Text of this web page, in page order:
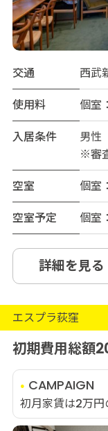
交通
西武
使用料
個室
入居条件
男
※審
空室
個室
空室予定
個室
詳細を見る
エスプラ荻窪
初期費用総額
CAMPAIGN
初月家賃は2万円